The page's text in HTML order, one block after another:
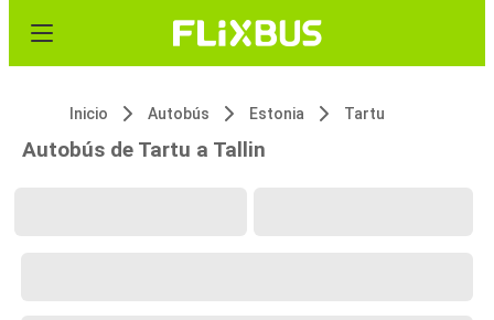
Inicio Autobús Estonia Tartu
Autobús de Tartu a Tallin